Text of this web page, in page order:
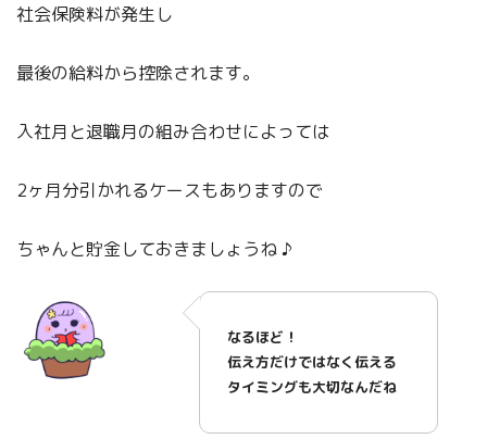
社会保険料が発生し
最後の給料から控除されます。
入社月と退職月の組み合わせによっては
2ヶ月分引かれるケースもありますので
ちゃんと貯金しておきましょうね ♪
なるほど！
伝え方だけではなく伝える
タイミングも大切なんだね